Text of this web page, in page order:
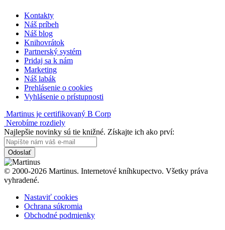
Kontakty
Náš príbeh
Náš blog
Knihovrátok
Partnerský systém
Pridaj sa k nám
Marketing
Náš labák
Prehlásenie o cookies
Vyhlásenie o prístupnosti
Martinus je certifikovaný B Corp
Nerobíme rozdiely
Najlepšie novinky sú tie knižné. Získajte ich ako prví:
Odoslať
© 2000-2026 Martinus. Internetové kníhkupectvo. Všetky práva
vyhradené.
Nastaviť cookies
Ochrana súkromia
Obchodné podmienky